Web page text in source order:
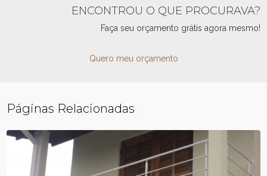
ENCONTROU O QUE PROCURAVA?
Faça seu orçamento grátis agora mesmo!
Quero meu orçamento
Páginas Relacionadas